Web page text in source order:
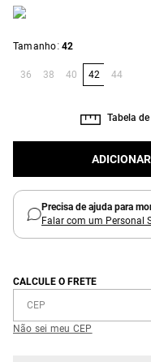
Tamanho: 42
36 38 40 42 44
Tabela
Precisa de ajuda para
Falar com um Personal
CALCULE O FRETE
Não sei meu CEP